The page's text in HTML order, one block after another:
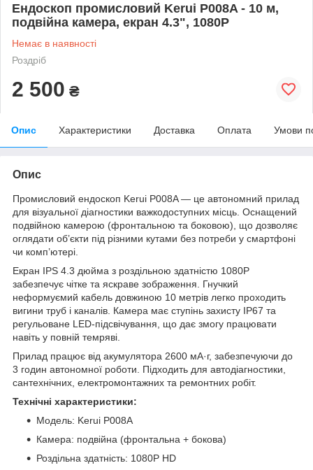
Ендоскоп промисловий Kerui P008A - 10 м,
подвійна камера, екран 4.3", 1080P
Немає в наявності
Роздріб
2 500 ₴
Опис Характеристики Доставка Оплата Умови
Опис
Промисловий ендоскоп Kerui P008A — це автономний прилад
для візуальної діагностики важкодоступних місць. Оснащений
подвійною камерою (фронтальною та боковою), що дозволяє
оглядати об’єкти під різними кутами без потреби у смартфоні
чи комп’ютері.
Екран IPS 4.3 дюйма з роздільною здатністю 1080P
забезпечує чітке та яскраве зображення. Гнучкий
неформуємий кабель довжиною 10 метрів легко проходить
вигини труб і каналів. Камера має ступінь захисту IP67 та
регульоване LED-підсвічування, що дає змогу працювати
навіть у повній темряві.
Прилад працює від акумулятора 2600 мА·г, забезпечуючи до
3 годин автономної роботи. Підходить для автодіагностики,
сантехнічних, електромонтажних та ремонтних робіт.
Технічні характеристики:
Модель: Kerui P008A
Камера: подвійна (фронтальна + бокова)
Роздільна здатність: 1080P HD